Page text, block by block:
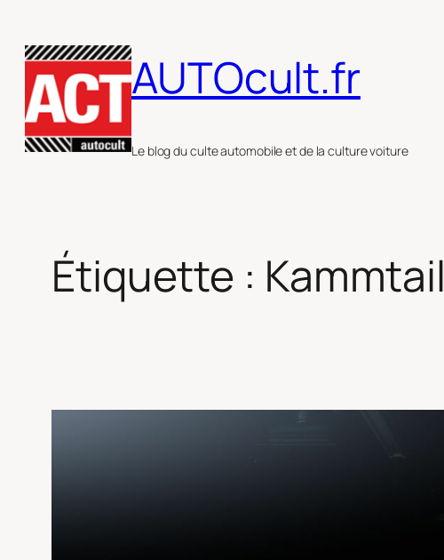
au
contenu
AUTOcult.fr
Le blog du culte automobile et de la culture voiture
Étiquette : Kammtail